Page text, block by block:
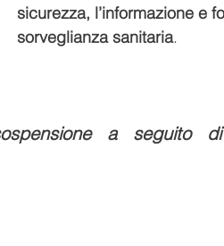
sicurezza, l’informazione e
sorveglianza sanitaria.
a seguito